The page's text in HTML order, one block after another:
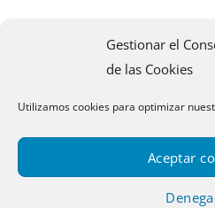
Gestionar el
de las Cookies
Utilizamos cookies para optimizar
Aceptar
murazpi@murazpi.com
948 234 436 – 623 195 518